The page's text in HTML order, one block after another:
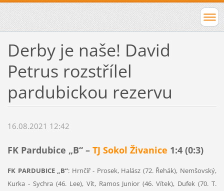
Derby je naše! David
Petrus rozstřílel
pardubickou rezervu
16.08.2021 12:42
FK Pardubice „B“ – TJ Sokol Živanice 1:4 (0:3)
FK PARDUBICE „B“: Hrnčíř - Prosek, Halász (72. Řehák), Nemšovský,
Kurka - Sychra (46. Lee), Vít, Ramos Junior (46. Vítek), Dufek (70. T.